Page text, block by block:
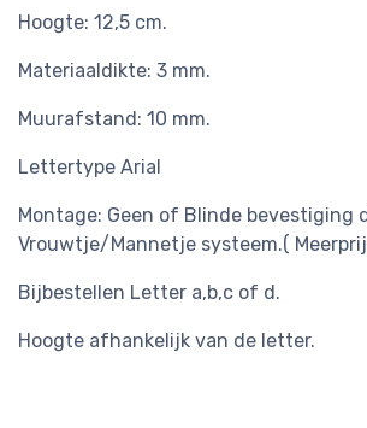
Hoogte: 12,5 cm.
Materiaaldikte: 3 mm.
Muurafstand: 10 mm.
Lettertype Arial
Montage: Geen of Blinde bevestiging
Vrouwtje/Mannetje systeem.(
Bijbestellen Letter a,b,c of d.
Hoogte afhankelijk van de letter.